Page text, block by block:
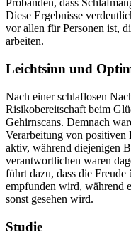
Probanden, dass
Diese Ergebnisse
vor allen für Personen ist,
arbeiten.
Leichtsinn und
Nach einer schlaflosen
Risikobereitschaft beim
Gehirnscans. Demnach
Verarbeitung von positiven
aktiv, während diejenigen
verantwortlichen waren
führt dazu, dass die Freude
empfunden wird, während
sonst gesehen wird.
Studie